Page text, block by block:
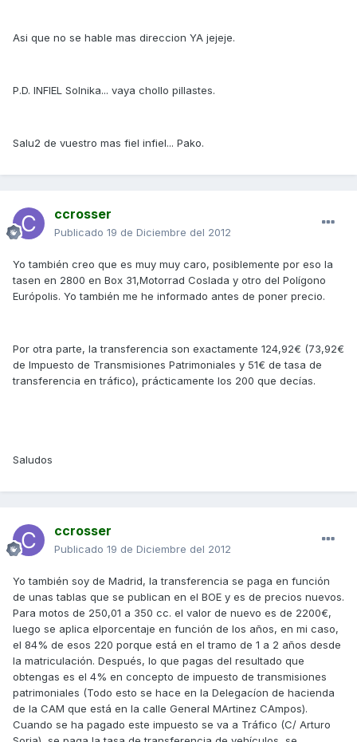
Asi que no se hable mas direccion YA jejeje.
P.D. INFIEL Solnika... vaya chollo pillastes.
Salu2 de vuestro mas fiel infiel... Pako.
ccrosser
Publicado 19 de Diciembre del 2012
Yo también creo que es muy muy caro, posiblemente por eso la
tasen en 2800 en Box 31,Motorrad Coslada y otro del Polígono
Európolis. Yo también me he informado antes de poner precio.
Por otra parte, la transferencia son exactamente 124,92€ (73,92€
de Impuesto de Transmisiones Patrimoniales y 51€ de tasa de
transferencia en tráfico), prácticamente los 200 que decías.
Saludos
ccrosser
Publicado 19 de Diciembre del 2012
Yo también soy de Madrid, la transferencia se paga en función
de unas tablas que se publican en el BOE y es de precios nuevos.
Para motos de 250,01 a 350 cc. el valor de nuevo es de 2200€,
luego se aplica elporcentaje en función de los años, en mi caso,
el 84% de esos 220 porque está en el tramo de 1 a 2 años desde
la matriculación. Después, lo que pagas del resultado que
obtengas es el 4% en concepto de impuesto de transmisiones
patrimoniales (Todo esto se hace en la Delegacíon de hacienda
de la CAM que está en la calle General MArtinez CAmpos).
Cuando se ha pagado este impuesto se va a Tráfico (C/ Arturo